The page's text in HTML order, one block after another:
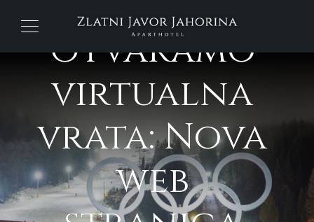
Otvaramo
virtualna
vrata: Nova
web